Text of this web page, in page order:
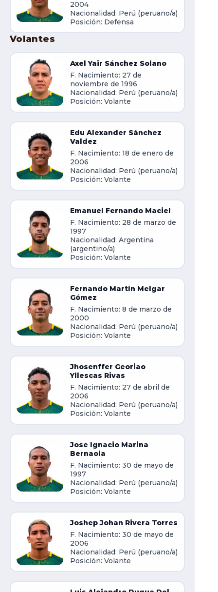
2004
Nacionalidad: Perú (peruano/a)
Posición: Defensa
Volantes
Axel Yair Sánchez Solano
F. Nacimiento: 27 de
noviembre de 1996
Nacionalidad: Perú (peruano/a)
Posición: Volante
Edu Alexander Sánchez
Valdez
F. Nacimiento: 18 de enero de
2006
Nacionalidad: Perú (peruano/a)
Posición: Volante
Emanuel Fernando Maciel
F. Nacimiento: 28 de marzo de
1997
Nacionalidad: Argentina
(argentino/a)
Posición: Volante
Fernando Martín Melgar
Gómez
F. Nacimiento: 8 de marzo de
2000
Nacionalidad: Perú (peruano/a)
Posición: Volante
Jhosenffer Georiao
Yllescas Rivas
F. Nacimiento: 27 de abril de
2006
Nacionalidad: Perú (peruano/a)
Posición: Volante
Jose Ignacio Marina
Bernaola
F. Nacimiento: 30 de mayo de
1997
Nacionalidad: Perú (peruano/a)
Posición: Volante
Joshep Johan Rivera Torres
F. Nacimiento: 30 de mayo de
2006
Nacionalidad: Perú (peruano/a)
Posición: Volante